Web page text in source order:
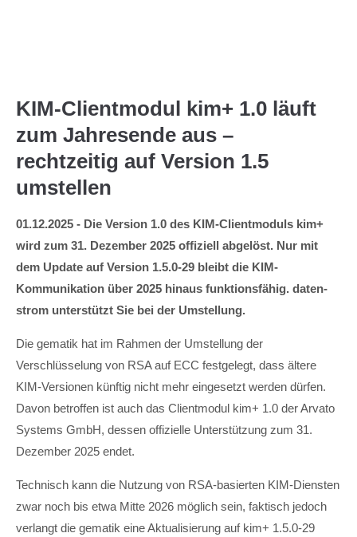
KIM-Clientmodul kim+ 1.0 läuft
zum Jahresende aus –
rechtzeitig auf Version 1.5
umstellen
01.12.2025 - Die Version 1.0 des KIM-Clientmoduls kim+
wird zum 31. Dezember 2025 offiziell abgelöst. Nur mit
dem Update auf Version 1.5.0-29 bleibt die KIM-
Kommunikation über 2025 hinaus funktionsfähig. daten-
strom unterstützt Sie bei der Umstellung.
Die gematik hat im Rahmen der Umstellung der
Verschlüsselung von RSA auf ECC festgelegt, dass ältere
KIM-Versionen künftig nicht mehr eingesetzt werden dürfen.
Davon betroffen ist auch das Clientmodul kim+ 1.0 der Arvato
Systems GmbH, dessen offizielle Unterstützung zum 31.
Dezember 2025 endet.
Technisch kann die Nutzung von RSA-basierten KIM-Diensten
zwar noch bis etwa Mitte 2026 möglich sein, faktisch jedoch
verlangt die gematik eine Aktualisierung auf kim+ 1.5.0-29